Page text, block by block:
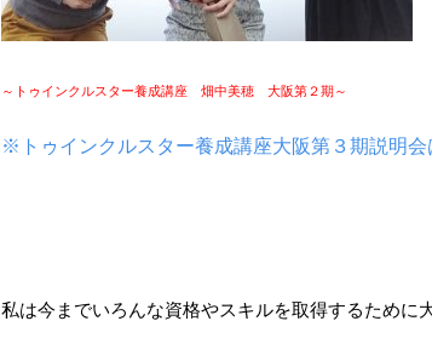
～トゥインクルスター養成講座 畑中美穂 大阪第２期～
※トゥインクルスター養成講座大阪第３期説明
私は今までいろんな資格やスキルを取得するために